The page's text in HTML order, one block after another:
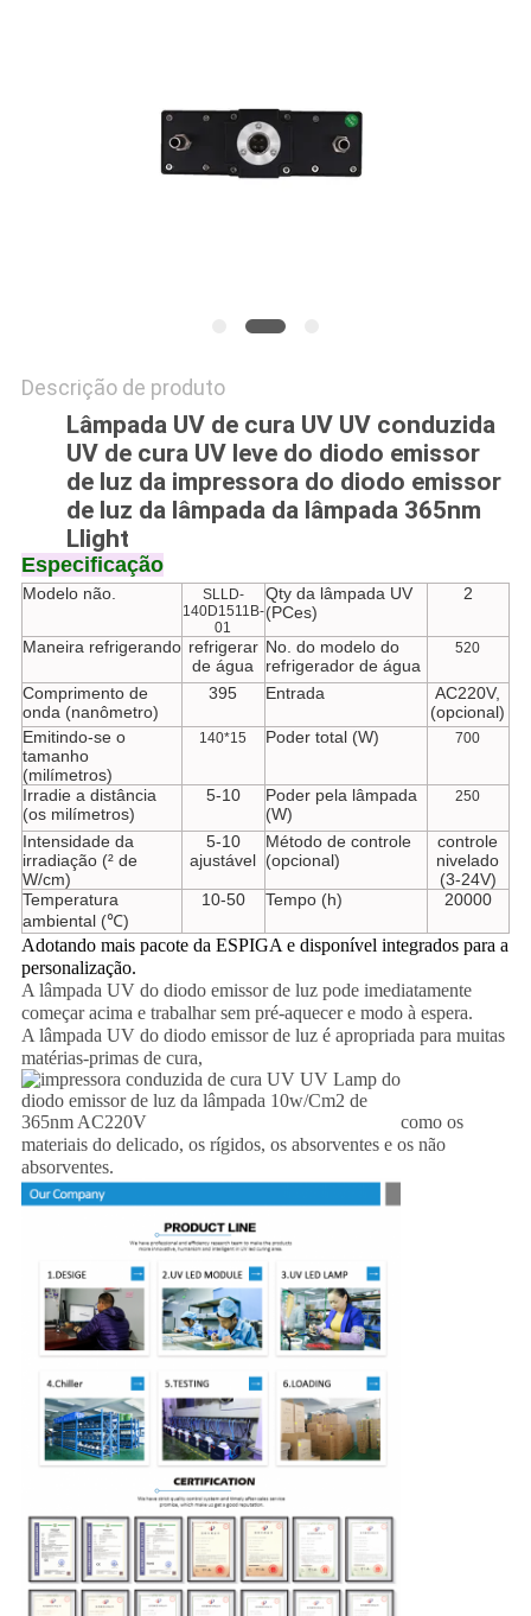
Descrição de produto
Lâmpada UV de cura UV UV conduzida
UV de cura UV leve do diodo emissor
de luz da impressora do diodo emissor
de luz da lâmpada da lâmpada 365nm
Llight
Especificação
Modelo não.
SLLD-
140D1511B-
01
Qty da lâmpada UV
(PCes)
2
Maneira refrigerando refrigerar
de água
No. do modelo do
refrigerador de água
520
Comprimento de
onda (nanômetro)
395 Entrada
AC220V,
(opcional)
Emitindo-se o
tamanho
(milímetros)
140*15 Poder total (W) 700
Irradie a distância
(os milímetros)
5-10
Poder pela lâmpada
(W)
250
Intensidade da
irradiação (² de
W/cm)
5-10
ajustável
Método de controle
(opcional)
controle
nivelado
(3-24V)
Temperatura
ambiental (℃)
10-50 Tempo (h) 20000
Adotando mais pacote da ESPIGA e disponível integrados para a
personalização.
A lâmpada UV do diodo emissor de luz pode imediatamente
começar acima e trabalhar sem pré-aquecer e modo à espera.
A lâmpada UV do diodo emissor de luz é apropriada para muitas
matérias-primas de cura,
como os
materiais do delicado, os rígidos, os absorventes e os não
absorventes.